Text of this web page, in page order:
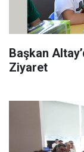
Başkan
Ziyaret